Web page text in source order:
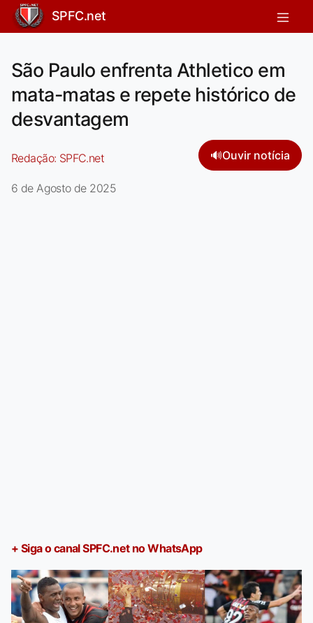
SPFC.net
São Paulo enfrenta Athletico em
mata-matas e repete histórico de
desvantagem
Redação: SPFC.net 🔊Ouvir notícia
6 de Agosto de 2025
+ Siga o canal SPFC.net no WhatsApp